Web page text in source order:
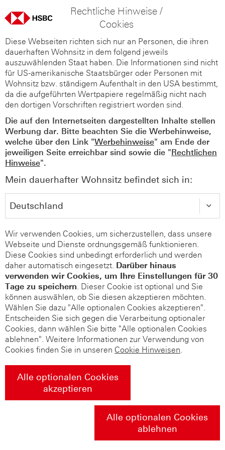
Rechtliche Hinweise /
Cookies
Diese Webseiten richten sich nur an Personen, die ihren
dauerhaften Wohnsitz in dem folgend jeweils
auszuwählenden Staat haben. Die Informationen sind nicht
für US-amerikanische Staatsbürger oder Personen mit
Wohnsitz bzw. ständigem Aufenthalt in den USA bestimmt,
da die aufgeführten Wertpapiere regelmäßig nicht nach
den dortigen Vorschriften registriert worden sind.
Die auf den Internetseiten dargestellten Inhalte stellen
Werbung dar. Bitte beachten Sie die Werbehinweise,
welche über den Link "Werbehinweise" am Ende der
jeweiligen Seite erreichbar sind sowie die "Rechtlichen
Hinweise".
Mein dauerhafter Wohnsitz befindet sich in:
Wir verwenden Cookies, um sicherzustellen, dass unsere
Webseite und Dienste ordnungsgemäß funktionieren.
Diese Cookies sind unbedingt erforderlich und werden
daher automatisch eingesetzt. Darüber hinaus
verwenden wir Cookies, um Ihre Einstellungen für 30
Tage zu speichern. Dieser Cookie ist optional und Sie
können auswählen, ob Sie diesen akzeptieren möchten.
Wählen Sie dazu "Alle optionalen Cookies akzeptieren".
Entscheiden Sie sich gegen die Verarbeitung optionaler
Cookies, dann wählen Sie bitte "Alle optionalen Cookies
ablehnen". Weitere Informationen zur Verwendung von
Cookies finden Sie in unseren Cookie Hinweisen.
Alle optionalen Cookies
akzeptieren
Alle optionalen Cookies
ablehnen